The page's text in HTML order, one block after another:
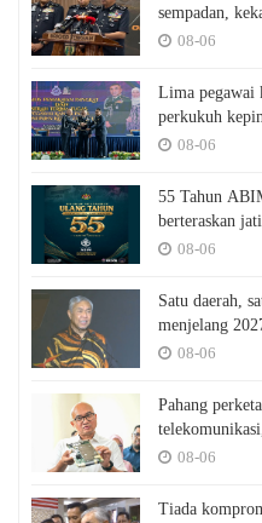
sempadan,
08-06
Lima pegawai
perkukuh
08-06
55 Tahun
berteraskan
08-06
Satu daerah,
menjelang
08-06
Pahang
08-06
Tiada